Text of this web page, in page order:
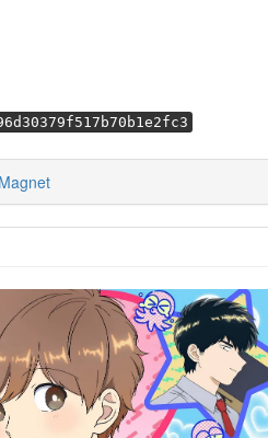
Magnet